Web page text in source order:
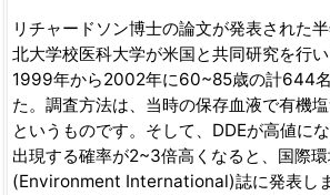
リチャードソン博士の論文が発表された
北大学校医科大学が米国と共同研究を行い
1999年から2002年に60~85歳の計644
た。調査方法は、当時の保存血液で有機
というものです。そして、DDEが高値に
出現する確率が2~3倍高くなると、国際
(Environment International)誌に発表し